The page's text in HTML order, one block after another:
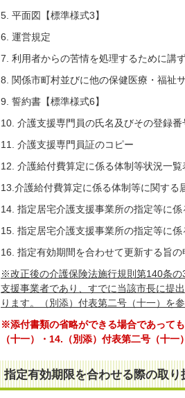
5. 平面図【標準様式3】
6. 運営規定
7. 利用者からの苦情を処理するために講
8. 関係市町村並びに他の保健医療・福祉
9. 誓約書【標準様式6】
10. 介護支援専門員の氏名及びその登録番
11. 介護支援専門員証のコピー
12. 介護給付費算定に係る体制等状況一覧
13.介護給付費算定に係る体制等に関する
14. 指定居宅介護支援事業所の指定等に係
15. 指定居宅介護支援事業所の指定等に
16. 指定有効期間を合わせて更新する旨の
※改正後の介護保険法施行規則第140条
支援事業者であり、すでに当該市長に提
ります。（別添）付表第二号（十一）を
※添付書類の省略ができる場合であって
（十一）・14.（別添）付表第二号（十
指定有効期限を合わせる際の取り